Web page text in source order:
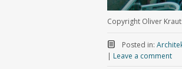
Copyright Oliver
Posted in:
Leave a comment